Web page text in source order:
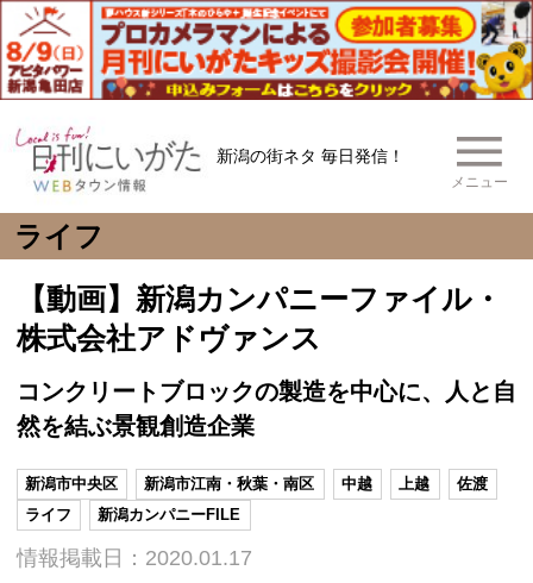
新潟の街ネタ 毎日発信！
メニュー
ライフ
【動画】新潟カンパニーファイル・
株式会社アドヴァンス
コンクリートブロックの製造を中心に、人と自
然を結ぶ景観創造企業
新潟市中央区 新潟市江南・秋葉・南区 中越 上越
佐渡
ライフ
新潟カンパニーFILE
情報掲載日：2020.01.17